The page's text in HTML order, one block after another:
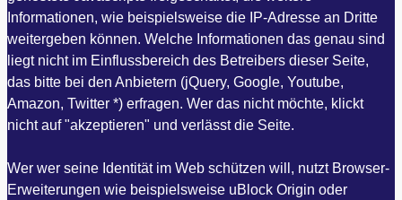
Informationen, wie beispielsweise die IP-Adresse an Dritte
weitergeben können. Welche Informationen das genau sind
liegt nicht im Einflussbereich des Betreibers dieser Seite,
das bitte bei den Anbietern (jQuery, Google, Youtube,
Amazon, Twitter *) erfragen. Wer das nicht möchte, klickt
nicht auf "akzeptieren" und verlässt die Seite.
Wer wer seine Identität im Web schützen will, nutzt Browser-
Erweiterungen wie beispielsweise uBlock Origin oder